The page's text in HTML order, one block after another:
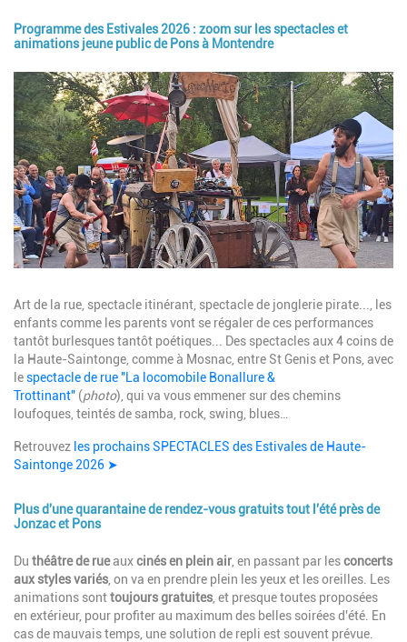
Programme des Estivales 2026 : zoom sur les spectacles et
animations jeune public de Pons à Montendre
Image
Description
Art de la rue, spectacle itinérant, spectacle de jonglerie pirate..., les
enfants comme les parents vont se régaler de ces performances
tantôt burlesques tantôt poétiques... Des spectacles aux 4 coins de
la Haute-Saintonge, comme à Mosnac, entre St Genis et Pons, avec
lespectacle de rue "La locomobile Bonallure &
Trottinant" (photo), qui va vous emmener sur des chemins
loufoques, teintés de samba, rock, swing, blues…
Retrouvez les prochains SPECTACLES des Estivales de Haute-
Saintonge 2026 ➤
Plus d'une quarantaine de rendez-vous gratuits tout l'été près de
Jonzac et Pons
Description
Du théâtre de rueauxcinés en plein air , en passant par lesconcerts
aux styles variés , on va en prendre plein les yeux et les oreilles. Les
animations sonttoujours gratuites , et presque toutes proposées
en extérieur, pour profiter au maximum des belles soirées d'été. En
cas de mauvais temps, une solution de repli est souvent prévue.